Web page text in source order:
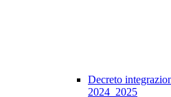
Decreto
2024_2025